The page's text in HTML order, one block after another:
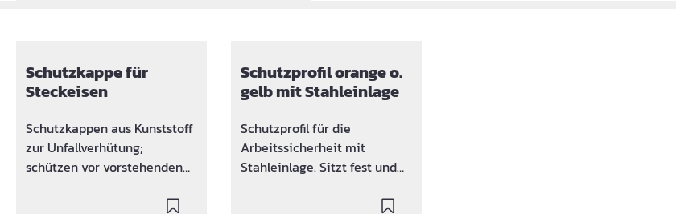
Schutzkappe für
Steckeisen
Schutzkappen aus Kunststoff
zur Unfallverhütung;
schützen vor vorstehenden
Schutzprofil orange o.
gelb mit Stahleinlage
Schutzprofil für die
Arbeitssicherheit mit
Stahleinlage. Sitzt fest und